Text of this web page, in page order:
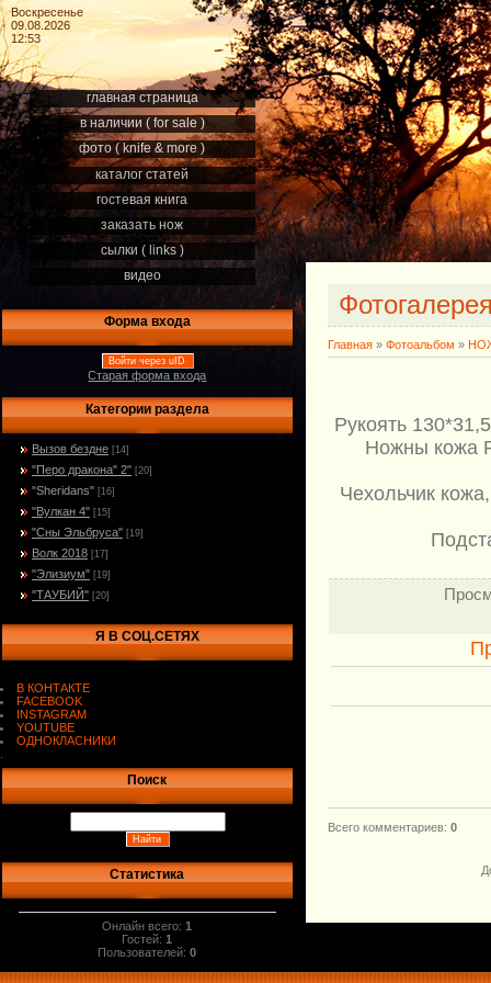
Воскресенье
09.08.2026
12:53
главная страница
в наличии ( for sale )
фото ( knife & more )
каталог статей
гостевая книга
заказать нож
сылки ( links )
видео
Форма входа
Войти через uID
Старая форма входа
Категории раздела
Вызов бездне [14]
"Перо дракона" 2" [20]
"Sheridans" [16]
"Вулкан 4" [15]
"Сны Эльбруса" [19]
Волк 2018 [17]
"Элизиум" [19]
"ТАУБИЙ" [20]
Я В СОЦ.СЕТЯХ
В КОНТАКТЕ
FACEBOOK
INSTAGRAM
YOUTUBE
ОДНОКЛАСНИКИ
Поиск
Статистика
Онлайн всего:1
Гостей:1
Пользователей:0
Главная » Фотоальбом »
Рукоять
Ножны кожа
Чехольчик
Всего комментариев: 0